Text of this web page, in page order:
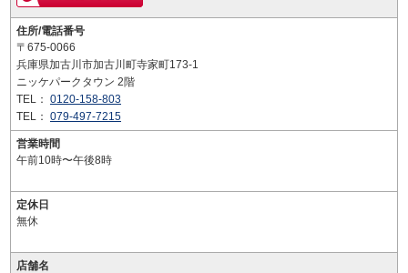
住所/電話番号
〒675-0066
兵庫県加古川市加古川町寺家町173-1
ニッケパークタウン 2階
TEL： 0120-158-803
TEL： 079-497-7215
営業時間
午前10時〜午後8時
定休日
無休
店舗名